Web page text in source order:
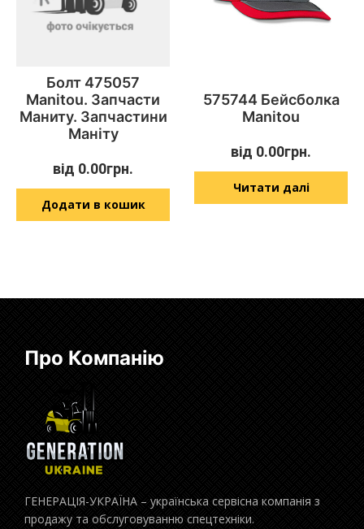
Болт 475057
Manitou. Запчасти
Маниту. Запчастини
Маніту
від 0.00грн.
Додати в кошик
575744 Бейсболка
Manitou
від 0.00грн.
Читати далі
Про Компанію
ГЕНЕРАЦІЯ-УКРАЇНА – українська сервісна компанія з
продажу та обслуговуванню спецтехніки.